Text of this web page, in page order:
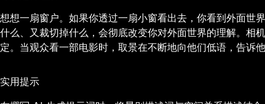
想想一扇窗户。如果你透过一扇小窗看出去，你看到外面世
什么、又裁切掉什么，会彻底改变你对外面世界的理解。相
定。当观众看一部电影时，取景在不断地向他们低语，告诉
实用提示